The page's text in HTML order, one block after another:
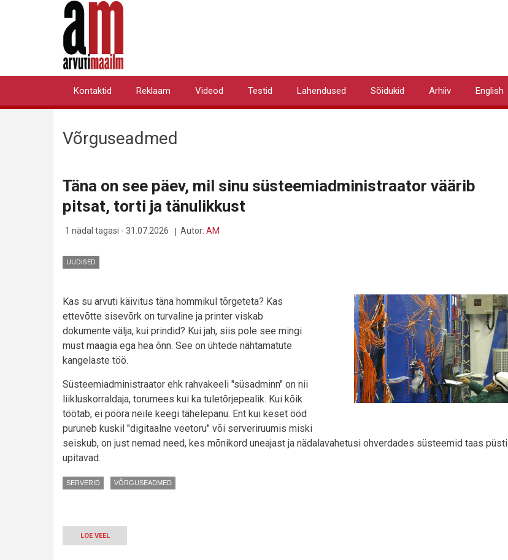
Primary
Kontaktid Reklaam Videod Testid Lahendused Sõidukid Arhiiv English
Võrguseadmed
Täna on see päev, mil sinu süsteemiadministraator väärib
pitsat, torti ja tänulikkust
1 nädal tagasi - 31.07.2026 Autor: AM
UUDISED
Kas su arvuti käivitus täna hommikul tõrgeteta? Kas
ettevõtte sisevõrk on turvaline ja printer viskab
dokumente välja, kui prindid? Kui jah, siis pole see mingi
must maagia ega hea õnn. See on ühtede nähtamatute
kangelaste töö.
Süsteemiadministraator ehk rahvakeeli "süsadminn" on nii
liikluskorraldaja, torumees kui ka tuletõrjepealik. Kui kõik
töötab, ei pööra neile keegi tähelepanu. Ent kui keset ööd
puruneb kuskil "digitaalne veetoru" või serveriruumis miski
seiskub, on just nemad need, kes mõnikord uneajast ja nädalavahetusi ohverdades süsteemid taas püsti
upitavad.
SERVERID VÕRGUSEADMED
LOE VEEL-
TÄNA